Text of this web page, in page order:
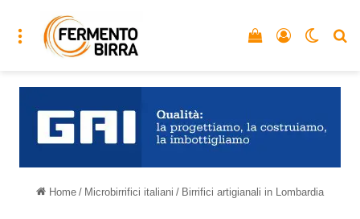
Menu Accedi
Vedi il carrello
Home / Microbirrifici italiani / Birrifici artigianali in Lombardia